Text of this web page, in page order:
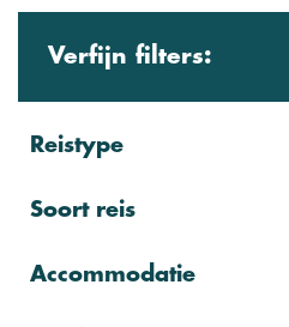
Verfijn filters:
Reistype
Soort reis
Accommodatie